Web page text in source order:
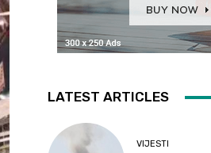
LATEST ARTICLES
VIJESTI